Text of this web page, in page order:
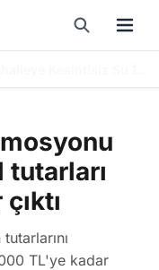
tutarları
TL'ye kadar